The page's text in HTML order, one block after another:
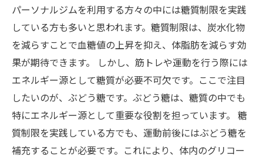
パーソナルジムを利用する方々の中には糖質制限を実践
している方も多いと思われます。糖質制限は、炭水化物
を減らすことで血糖値の上昇を抑え、体脂肪を減らす効
果が期待できます。 しかし、筋トレや運動を行う際には
エネルギー源として糖質が必要不可欠です。ここで注目
したいのが、ぶどう糖です。ぶどう糖は、糖質の中でも
特にエネルギー源として重要な役割を担っています。 糖
質制限を実践している方でも、運動前後にはぶどう糖を
補充することが必要です。これにより、体内のグリコー